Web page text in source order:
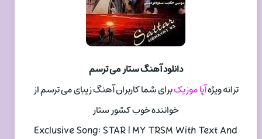
دانلود آهنگ ستار می ترسم
ترانه ویژهآپا موزیکبرای شما کاربران آهنگ زیبای می ترسم از
خواننده خوب کشور ستار
Exclusive Song: STAR | MY TRSM With Text And